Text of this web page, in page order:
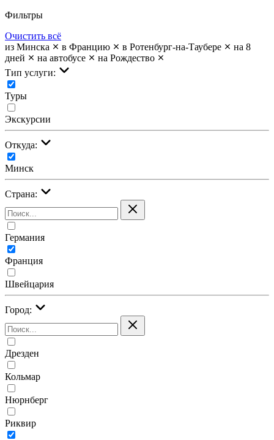
Фильтры
Очистить всё
из Минска
в Францию в Ротенбург-на-Таубере
на 8
дней
на автобусе
на Рождество
Тип услуги:
Туры
Экскурсии
Откуда:
Минск
Страна:
Германия
Франция
Швейцария
Город:
Дрезден
Кольмар
Нюрнберг
Риквир